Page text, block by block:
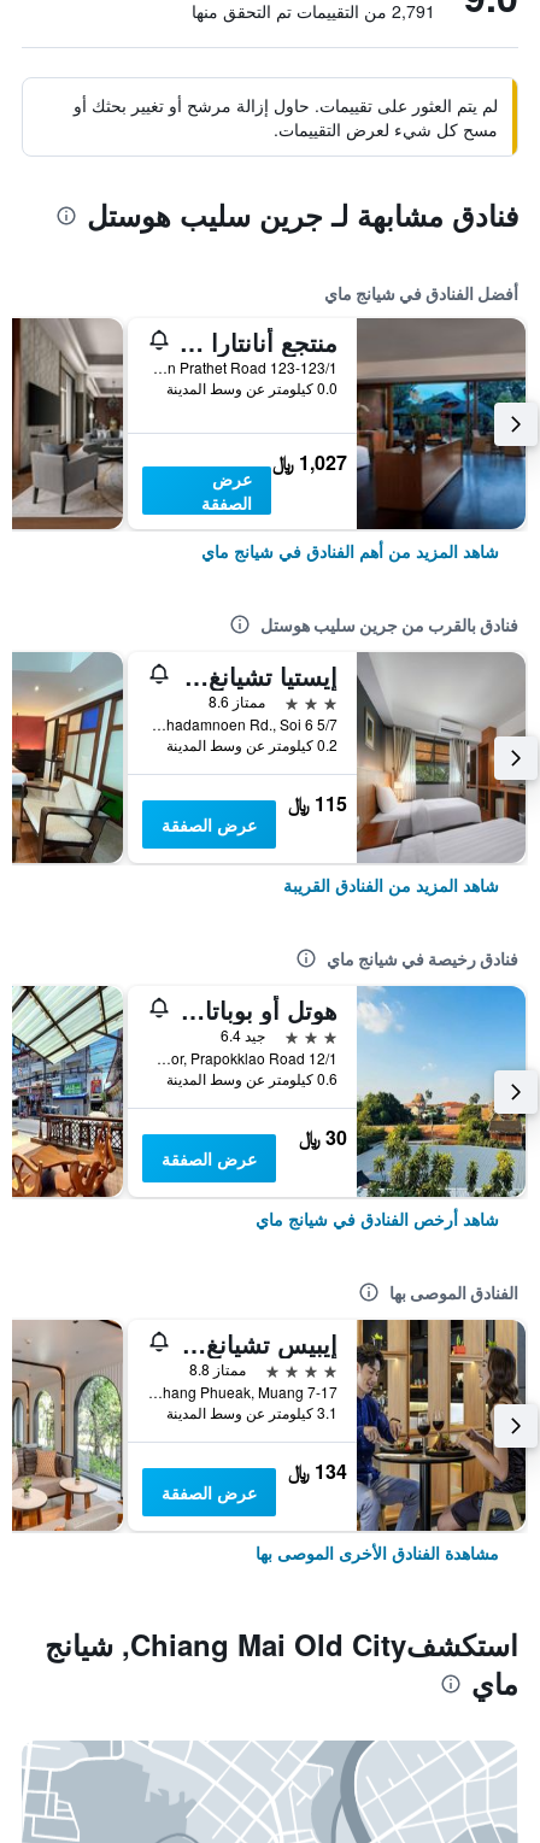
2,791 من التقييمات تم التحقق منها
لم يتم العثور على تقييمات. حاول إزالة مرشح أو تغيير بحثك أو
مسح كل شيء لعرض التقييمات.
فنادق مشابهة لـ جرين سليب هوستل
أفضل الفنادق في شيانج ماي
منتجع أنانتارا شيانغ ماي
123-123/1 Charoen Prathet Road, شيانج ماي, تايلاند
0.0 كيلومتر عن وسط المدينة
1,027 ﷼
عرض
الصفقة
شاهد المزيد من أهم الفنادق في شيانج ماي
فنادق بالقرب من جرين سليب هوستل
إيستيا تشيانغ ماي بوتيك هوتل
3 نجوم
ممتاز 8.6
5/7 Ratchadamnoen Rd., Soi 6, شيانج ماي, تايلاند
0.2 كيلومتر عن وسط المدينة
115 ﷼
عرض الصفقة
شاهد المزيد من الفنادق القريبة
فنادق رخيصة في شيانج ماي
هوتل أو بوباتارا تشيانغماي
3 نجوم
جيد 6.4
12/1 Soi 4 Kor, Prapokklao Road, شيانج ماي, تايلاند
0.6 كيلومتر عن وسط المدينة
30 ﷼
عرض الصفقة
شاهد أرخص الفنادق في شيانج ماي
الفنادق الموصى بها
إيبيس تشيانغ ماي نيمان جورنيوب
4 نجوم
ممتاز 8.8
7-17 Moo 2, Huay Kaew Road Chang Phueak, Muang, شيانج ماي, تايلاند
3.1 كيلومتر عن وسط المدينة
134 ﷼
عرض الصفقة
مشاهدة الفنادق الأخرى الموصى بها
استكشفChiang Mai Old City, شيانج
ماي